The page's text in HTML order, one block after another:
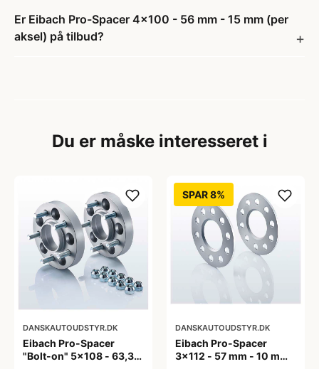
Er Eibach Pro-Spacer 4x100 - 56 mm - 15 mm (per
aksel) på tilbud?
Du er måske interesseret i
DANSKAUTOUDSTYR.DK
Eibach Pro-Spacer
"Bolt-on" 5x108 - 63,3
SPAR 8%
DANSKAUTOUDSTYR.DK
Eibach Pro-Spacer
3x112 - 57 mm - 10 mm